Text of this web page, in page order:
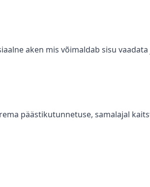
aken mis võimaldab sisu
päästikutunnetuse, samalajal